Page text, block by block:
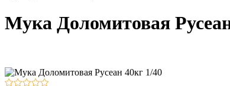
Мука Доломитовая